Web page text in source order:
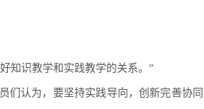
知识教学和实践教学的关系。”
们认为，要坚持实践导向，创新完善协同